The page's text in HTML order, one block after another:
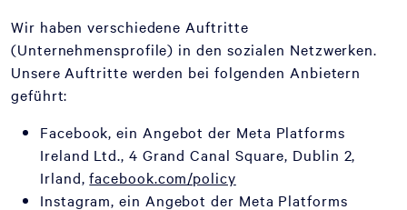
Wir haben verschiedene Auftritte
(Unternehmensprofile) in den sozialen Netzwerken.
Unsere Auftritte werden bei folgenden Anbietern
geführt:
Facebook, ein Angebot der Meta Platforms
Ireland Ltd., 4 Grand Canal Square, Dublin 2,
Irland,facebook.com/policy
Instagram, ein Angebot der Meta Platforms